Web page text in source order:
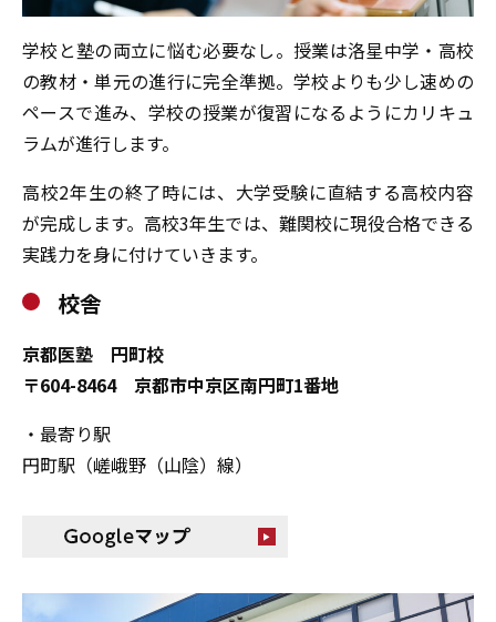
学校と塾の両立に悩む必要なし。授業は洛星中学・高校
の教材・単元の進行に完全準拠。学校よりも少し速めの
ペースで進み、学校の授業が復習になるようにカリキュ
ラムが進行します。
高校2年生の終了時には、大学受験に直結する高校内容
が完成します。高校3年生では、難関校に現役合格できる
実践力を身に付けていきます。
校舎
京都医塾 円町校
〒604-8464 京都市中京区南円町1番地
・最寄り駅
円町駅（嵯峨野（山陰）線）